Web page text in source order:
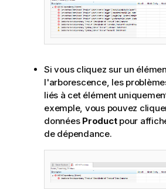
Si vous cliquez sur un
l'arborescence, les
liés à cet élément
exemple, vous pouvez
données Productpour
de dépendance.